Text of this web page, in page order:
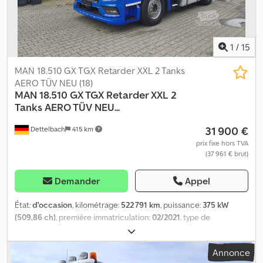
1 / 15
Dettelbach 415 km
MAN 18.510 GX TGX Retarder XXL 2 Tanks
AERO TÜV NEU (18)
MAN 18.510 GX TGX Retarder XXL 2
Tanks AERO TÜV NEU...
31 900 €
prix fixe hors TVA
(37 961 € brut)
Demander Appel
État:d'occasion, kilométrage: 522 791 km, puissance: 375 kW
(509,86 ch), première immatriculation:02/2021, type de
, dimension des pneus:
configuration d'essieux:4x2, carburant:diesel, freins:retardeur,
, cabine conducteur:
, type
Annonce